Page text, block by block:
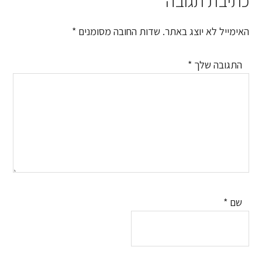
Interactions
האימייל לא יוצג באתר. שדות החובה מסומנים *
התגובה שלך *
שם *